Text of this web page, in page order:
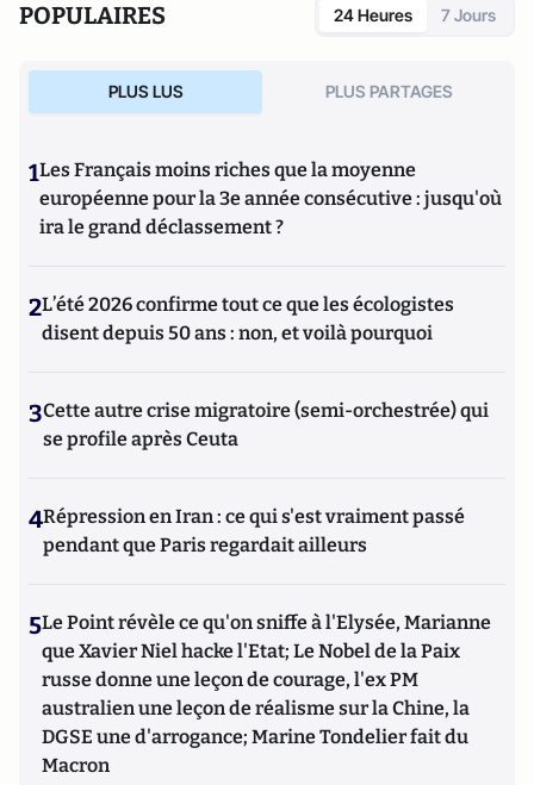
POPULAIRES 24 Heures 7 Jours
PLUS LUS PLUS PARTAGES
1Les Français moins riches que la moyenne
européenne pour la 3e année consécutive : jusqu'où
ira le grand déclassement ?
2L’été 2026 confirme tout ce que les écologistes
disent depuis 50 ans : non, et voilà pourquoi
3Cette autre crise migratoire (semi-orchestrée) qui
se profile après Ceuta
4Répression en Iran : ce qui s'est vraiment passé
pendant que Paris regardait ailleurs
5Le Point révèle ce qu'on sniffe à l'Elysée, Marianne
que Xavier Niel hacke l'Etat; Le Nobel de la Paix
russe donne une leçon de courage, l'ex PM
australien une leçon de réalisme sur la Chine, la
DGSE une d'arrogance; Marine Tondelier fait du
Macron